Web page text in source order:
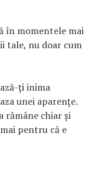
în momentele mai
tale, nu doar cum
ți inima
unei aparențe.
rămâne chiar și
pentru că e